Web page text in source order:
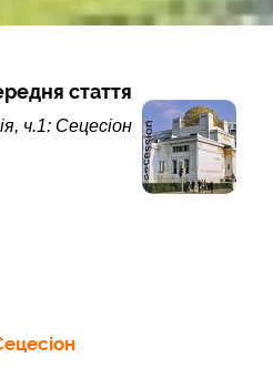
стаття
ч.1: Сецесіон